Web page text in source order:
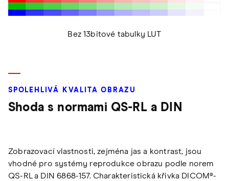
Bez 13bitové tabulky LUT
SPOLEHLIVÁ KVALITA OBRAZU
Shoda s normami QS-RL a DIN
Zobrazovací vlastnosti, zejména jas a kontrast, jsou
vhodné pro systémy reprodukce obrazu podle norem
QS-RL a DIN 6868-157. Charakteristická křivka DICOM®-